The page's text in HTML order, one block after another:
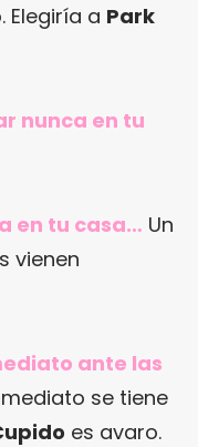
Elegiría a Park
nunca en tu
en tu casa… Un
vienen
ante las
se tiene
es avaro.